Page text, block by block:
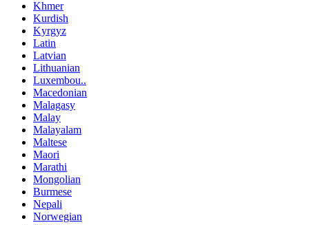
Khmer
Kurdish
Kyrgyz
Latin
Latvian
Lithuanian
Luxembou..
Macedonian
Malagasy
Malay
Malayalam
Maltese
Maori
Marathi
Mongolian
Burmese
Nepali
Norwegian